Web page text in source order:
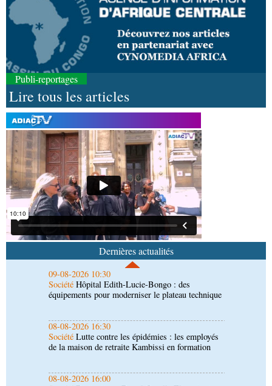
Publi-reportages
Lire tous les articles
Dernières actualités
09-08-2026 10:53
Afrique-MondeAutonomisation des femmes : une
soirée de gala organisée en Angola en faveur de
l’Opdad
09-08-2026 10:38
Art-Culture-MédiaCinéma: le film congolais «
Es’crim» promeut la lutte contre la délinquance
juvénile par le sport
09-08-2026 10:30
Hôpital Edith-Lucie-Bongo : des
équipements pour moderniser le plateau technique
08-08-2026 16:30
Société Lutte contre les épidémies : les employés
de la maison de retraite Kambissi en formation
08-08-2026 16:00
Société Distinction : Darrel Ornelle Elion Assiana
promue maître-assistant Cames
08-08-2026 15:14